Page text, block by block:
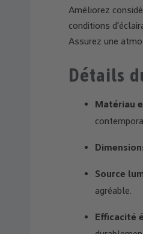
Améliorez
conditions
Assurez une
Détails
Matériau
Source
agréable.
Efficacité